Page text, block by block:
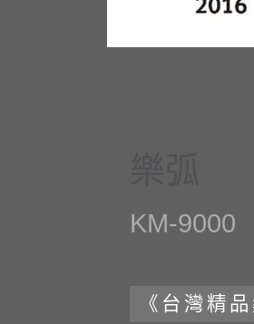
KM-9000
《台灣精